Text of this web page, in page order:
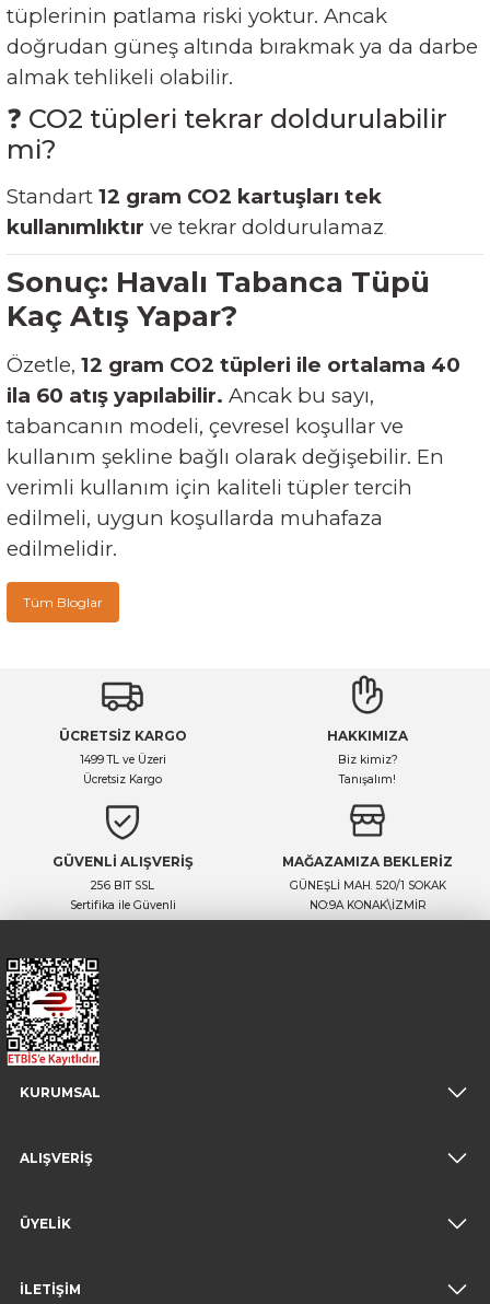
tüplerinin patlama riski yoktur. Ancak
doğrudan güneş altında bırakmak ya da darbe
almak tehlikeli olabilir.
❓ CO2 tüpleri tekrar doldurulabilir
mi?
Standart 12 gram CO2 kartuşları tek
kullanımlıktır ve tekrar doldurulamaz.
Sonuç: Havalı Tabanca Tüpü
Kaç Atış Yapar?
Özetle, 12 gram CO2 tüpleri ile ortalama 40
ila 60 atış yapılabilir. Ancak bu sayı,
tabancanın modeli, çevresel koşullar ve
kullanım şekline bağlı olarak değişebilir. En
verimli kullanım için kaliteli tüpler tercih
edilmeli, uygun koşullarda muhafaza
edilmelidir.
Tüm Bloglar
ÜCRETSİZ KARGO
1499 TL ve Üzeri
Ücretsiz Kargo
HAKKIMIZA
Biz kimiz?
Tanışalım!
GÜVENLİ ALIŞVERİŞ
256 BIT SSL
Sertifika ile Güvenli
MAĞAZAMIZA BEKLERİZ
GÜNEŞLİ MAH. 520/1 SOKAK
NO:9A KONAK\İZMİR
KURUMSAL
ALIŞVERİŞ
ÜYELİK
İLETİŞİM